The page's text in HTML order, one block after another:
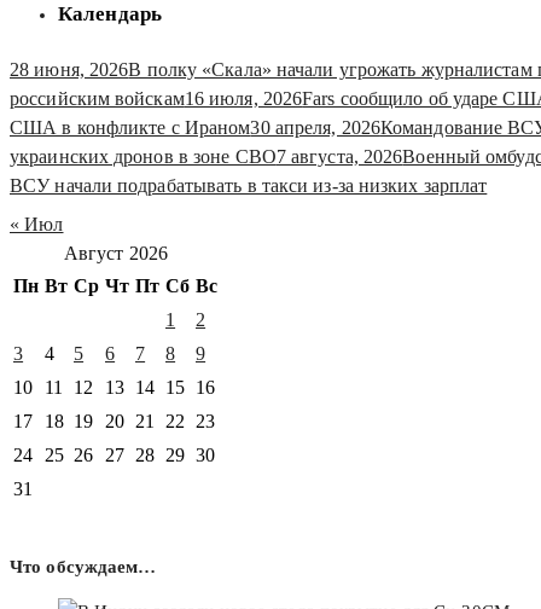
Календарь
28 июня, 2026В полку «Скала» начали угрожать
российским войскам16 июля, 2026Fars сообщило об ударе
США в конфликте с Ираном30 апреля, 2026Командование
украинских дронов в зоне СВО7 августа, 2026Военный
ВСУ начали подрабатывать в такси из-за низких зарплат
« Июл
Август 2026
Пн Вт Ср Чт Пт Сб Вс
1
2
3
4 5 6 7 8
9
10
11 12 13 14 15 16
17
18 19 20 21 22
23
24
25 26 27 28 29 30
31
Что обсуждаем…